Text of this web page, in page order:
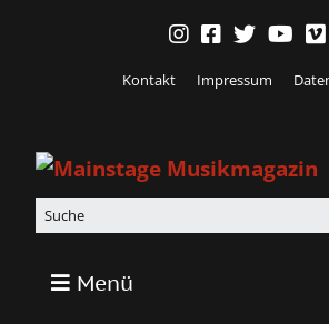
Kontakt Impressum
Menü